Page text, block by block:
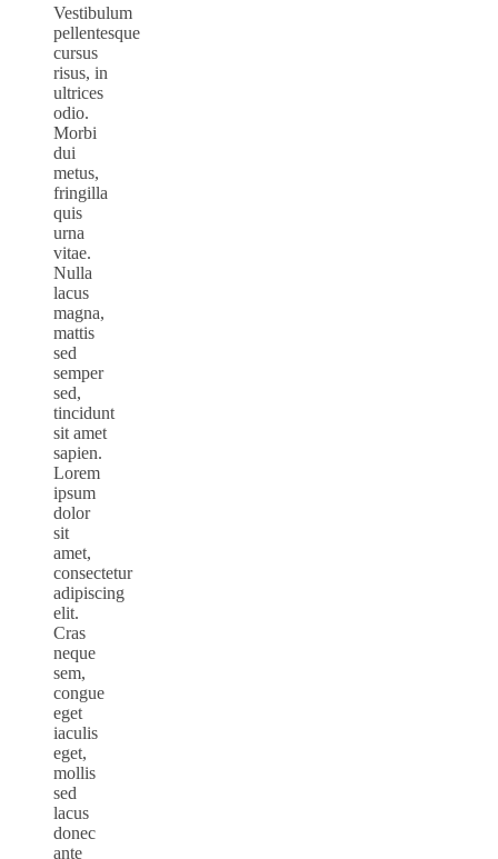
Vestibulum
pellentesque
cursus
risus, in
ultrices
odio.
Morbi
dui
metus,
fringilla
quis
urna
vitae.
Nulla
lacus
magna,
mattis
sed
semper
sed,
tincidunt
sit amet
sapien.
Lorem
ipsum
dolor
sit
amet,
consectetur
adipiscing
elit.
Cras
neque
sem,
congue
eget
iaculis
eget,
mollis
sed
lacus
donec
ante